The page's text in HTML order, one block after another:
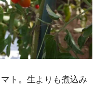
ト。生よりも煮込み